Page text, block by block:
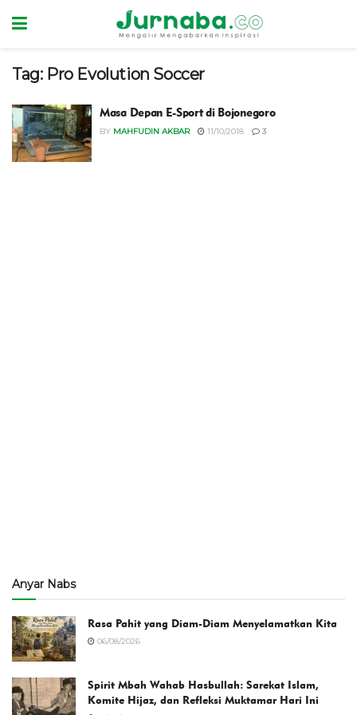
Tag: Pro Evolution Soccer
Masa Depan E-Sport di Bojonegoro
BY MAHFUDIN AKBAR 11/10/2018 3
Anyar Nabs
Rasa Pahit yang Diam-Diam Menyelamatkan Kita
06/08/2026
Spirit Mbah Wahab Hasbullah: Sarekat Islam,
Komite Hijaz, dan Refleksi Muktamar Hari Ini